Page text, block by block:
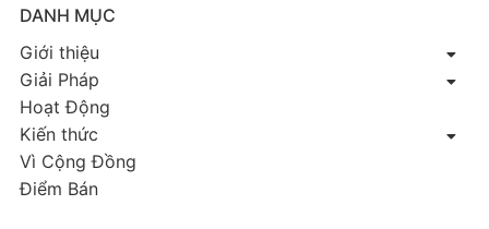
DANH MỤC
Giới thiệu
Giải Pháp
Hoạt Động
Kiến thức
Vì Cộng Đồng
Điểm Bán